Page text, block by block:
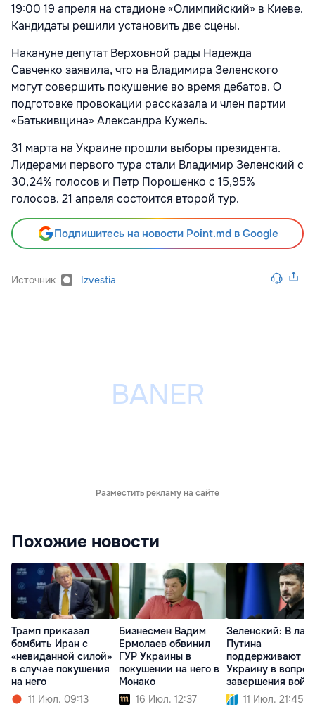
19:00 19 апреля на стадионе «Олимпийский» в Киеве.
Кандидаты решили установить две сцены.
Накануне депутат Верховной рады Надежда
Савченко заявила, что на Владимира Зеленского
могут совершить покушение во время дебатов. О
подготовке провокации рассказала и член партии
«Батькивщина» Александра Кужель.
31 марта на Украине прошли выборы президента.
Лидерами первого тура стали Владимир Зеленский с
30,24% голосов и Петр Порошенко с 15,95%
голосов. 21 апреля состоится второй тур.
Подпишитесь на новости Point.md в Google
Источник Izvestia
Разместить рекламу на сайте
Похожие новости
Трамп приказал
бомбить Иран с
«невиданной силой»
в случае покушения
на него
11 Июл. 09:13
Бизнесмен Вадим
Ермолаев обвинил
ГУР Украины в
покушении на него в
Монако
16 Июл. 12:37
Зеленский: В
Путина
поддерживают
Украину в
завершения
11 Июл. 21:45